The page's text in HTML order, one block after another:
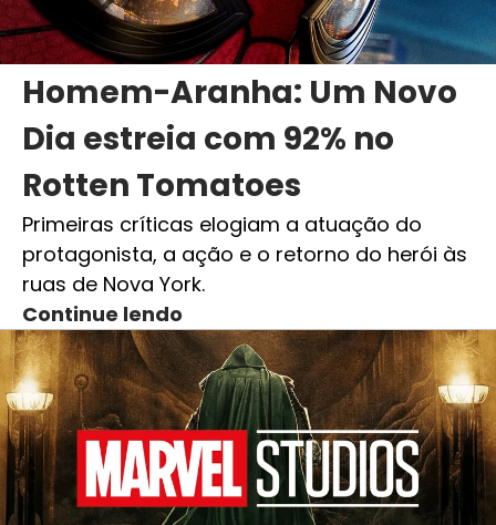
Homem-Aranha: Um Novo
Dia estreia com 92% no
Rotten Tomatoes
Primeiras críticas elogiam a atuação do
protagonista, a ação e o retorno do herói às
ruas de Nova York.
Continue lendo